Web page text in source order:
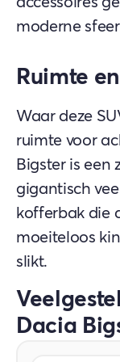
moderne
Ruimte
Waar deze
ruimte voor
Bigster is een
gigantisch
kofferbak die
moeiteloos
slikt.
Dacia